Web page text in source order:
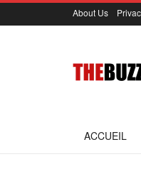
About Us
ACCUEIL